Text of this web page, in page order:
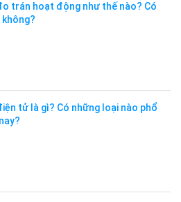
trán hoạt động như thế nào? Có
tử là gì? Có những loại nào phổ